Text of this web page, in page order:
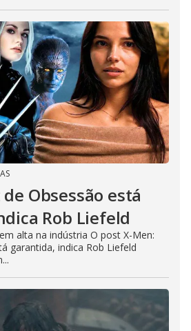
Obsessão está
Rob Liefeld
alta na indústria O post X-Men:
garantida, indica Rob Liefeld